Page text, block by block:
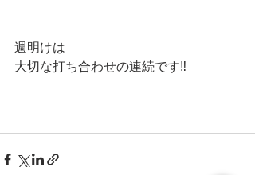
週明けは
大切な打ち合わせの連続です‼️